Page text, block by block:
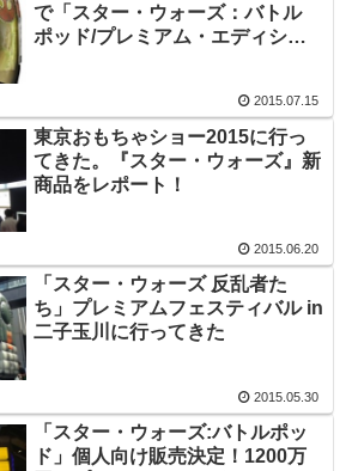
で「スター・ウォーズ：バトル
ポッド/プレミアム・エディショ
2015.07.15
東京おもちゃショー2015に行っ
てきた。『スター・ウォーズ』新
商品をレポート！
2015.06.20
「スター・ウォーズ 反乱者た
ち」プレミアムフェスティバル in
二子玉川に行ってきた
2015.05.30
「スター・ウォーズ:バトルポッ
ド」個人向け販売決定！1200万